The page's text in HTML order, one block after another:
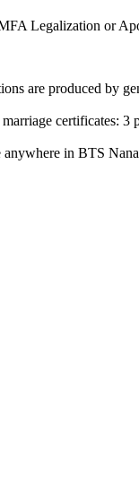
Legalization or
are produced by
certificates: 3
in BTS